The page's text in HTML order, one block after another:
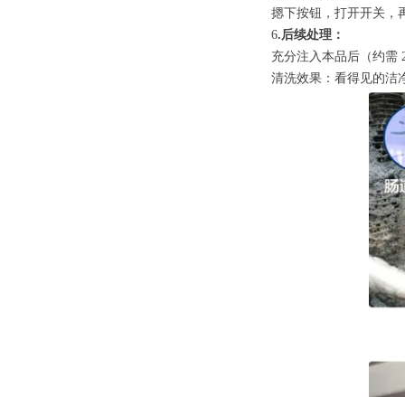
摁下按钮，打开开关，
6.后续处理：
充分注入本品后（约需
清洗效果：看得见的洁